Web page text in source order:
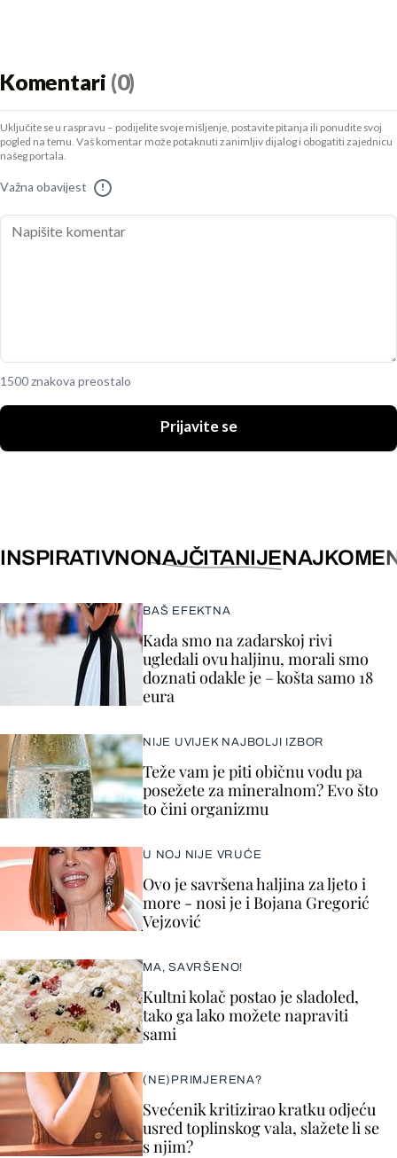
Komentari (0)
Uključite se u raspravu – podijelite svoje mišljenje, postavite pitanja ili ponudite svoj
pogled na temu. Vaš komentar može potaknuti zanimljiv dijalog i obogatiti zajednicu
našeg portala.
Važna obavijest !
1500 znakova preostalo
Prijavite se
INSPIRATIVNONAJČITANIJE
BAŠ EFEKTNA
Kada smo na zadarskoj rivi
ugledali ovu haljinu, morali smo
doznati odakle je – košta samo 18
eura
NIJE UVIJEK NAJBOLJI IZBOR
Teže vam je piti običnu vodu pa
posežete za mineralnom? Evo što
to čini organizmu
U NOJ NIJE VRUĆE
Ovo je savršena haljina za ljeto i
more - nosi je i Bojana Gregorić
Vejzović
MA, SAVRŠENO!
Kultni kolač postao je sladoled,
tako ga lako možete napraviti
sami
(NE)PRIMJERENA?
Svećenik kritizirao kratku odjeću
usred toplinskog vala, slažete li se
s njim?